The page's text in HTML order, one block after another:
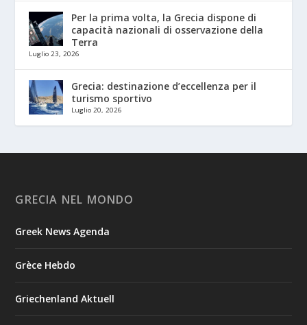
Per la prima volta, la Grecia dispone di
capacità nazionali di osservazione della
Terra
Luglio 23, 2026
Grecia: destinazione d’eccellenza per il
turismo sportivo
Luglio 20, 2026
GRECIA NEL MONDO
Greek News Agenda
Grèce Hebdo
Griechenland Aktuell